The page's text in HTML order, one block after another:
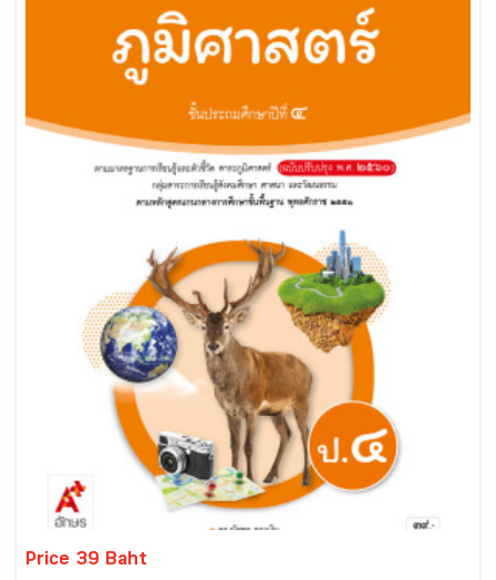
Price 39 Baht